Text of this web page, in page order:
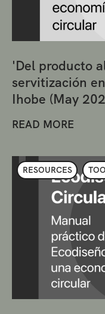
'Del producto
servitización
Ihobe (May
READ MORE
RESOURCES